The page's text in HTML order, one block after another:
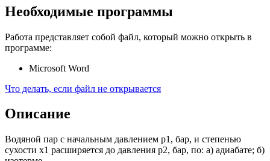
Необходимые программы
Работа представляет собой файл, который можно открыть в
программе:
Microsoft Word
Что делать, если файл не открывается
Описание
Водяной пар с начальным давлением р1, бар, и степенью
сухости х1 расширяется до давления р2, бар, по: а) адиабате; б)